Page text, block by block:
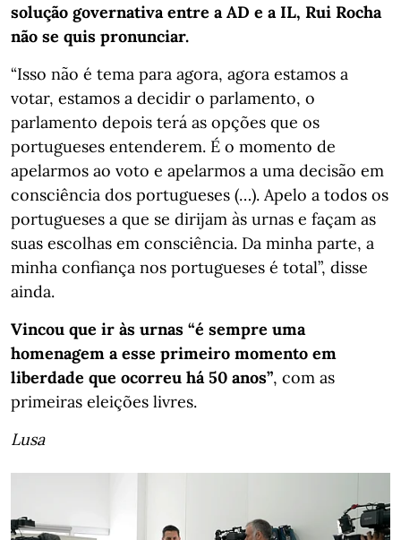
solução governativa entre a AD e a IL, Rui Rocha
não se quis pronunciar.
“Isso não é tema para agora, agora estamos a
votar, estamos a decidir o parlamento, o
parlamento depois terá as opções que os
portugueses entenderem. É o momento de
apelarmos ao voto e apelarmos a uma decisão em
consciência dos portugueses (…). Apelo a todos os
portugueses a que se dirijam às urnas e façam as
suas escolhas em consciência. Da minha parte, a
minha confiança nos portugueses é total”, disse
ainda.
Vincou que ir às urnas “é sempre uma
homenagem a esse primeiro momento em
liberdade que ocorreu há 50 anos”, com as
primeiras eleições livres.
Lusa